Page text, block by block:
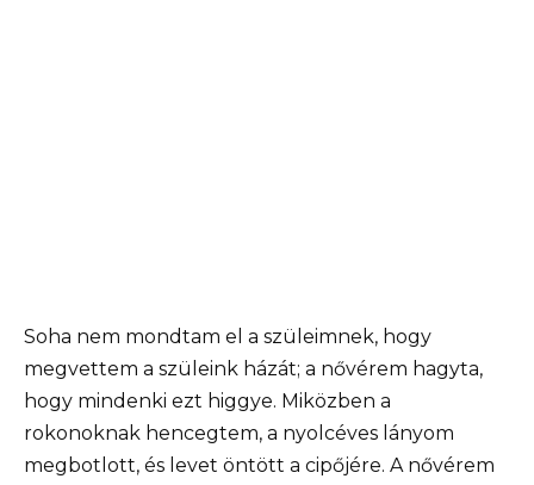
Soha nem mondtam el a szüleimnek, hogy
megvettem a szüleink házát; a nővérem hagyta,
hogy mindenki ezt higgye. Miközben a
rokonoknak hencegtem, a nyolcéves lányom
megbotlott, és levet öntött a cipőjére. A nővérem